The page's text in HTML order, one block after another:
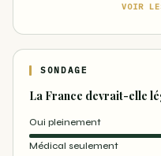
VOIR
SONDAGE
La France devrait-elle
Oui pleinement
Médical seulement